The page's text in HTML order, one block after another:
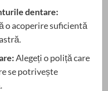
dentare:
o acoperire suficientă
Alegeți o poliță care
se potrivește